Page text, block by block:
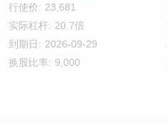
行使价: 23,681
实际杠杆: 20.7倍
到期日: 2026-09-29
换股比率: 9,000